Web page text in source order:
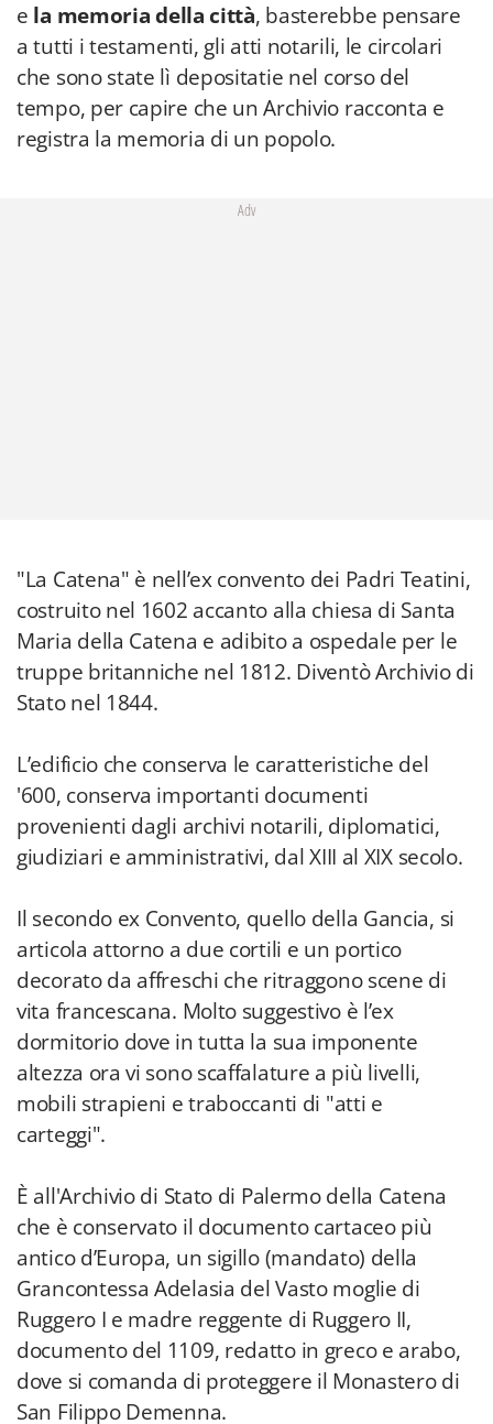
e la memoria della città, basterebbe pensare
a tutti i testamenti, gli atti notarili, le circolari
che sono state lì depositatie nel corso del
tempo, per capire che un Archivio racconta e
registra la memoria di un popolo.
Adv
"La Catena" è nell’ex convento dei Padri Teatini,
costruito nel 1602 accanto alla chiesa di Santa
Maria della Catena e adibito a ospedale per le
truppe britanniche nel 1812. Diventò Archivio di
Stato nel 1844.
L’edificio che conserva le caratteristiche del
'600, conserva importanti documenti
provenienti dagli archivi notarili, diplomatici,
giudiziari e amministrativi, dal XIII al XIX secolo.
Il secondo ex Convento, quello della Gancia, si
articola attorno a due cortili e un portico
decorato da affreschi che ritraggono scene di
vita francescana. Molto suggestivo è l’ex
dormitorio dove in tutta la sua imponente
altezza ora vi sono scaffalature a più livelli,
mobili strapieni e traboccanti di "atti e
carteggi".
È all'Archivio di Stato di Palermo della Catena
che è conservato il documento cartaceo più
antico d’Europa, un sigillo (mandato) della
Grancontessa Adelasia del Vasto moglie di
Ruggero I e madre reggente di Ruggero II,
documento del 1109, redatto in greco e arabo,
dove si comanda di proteggere il Monastero di
San Filippo Demenna.